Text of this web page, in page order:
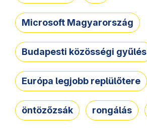
Microsoft Magyarország
Budapesti közösségi gyűlés
Európa legjobb replülőtere
öntözőzsák rongálás